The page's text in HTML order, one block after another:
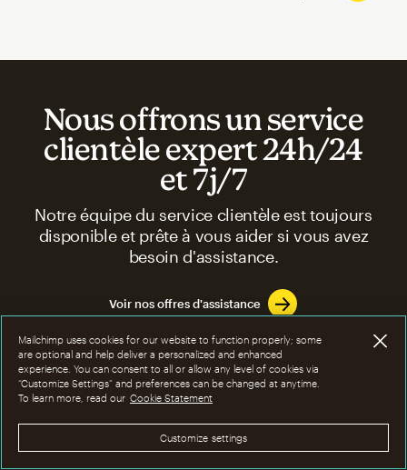
Nous offrons un service
clientèle expert 24h/24
et 7j/7
Notre équipe du service clientèle est toujours
disponible et prête à vous aider si vous avez
besoin d'assistance.
Voir nos offres d'assistance
FAQ
Mailchimp uses cookies for our website to function properly; some
are optional and help deliver a personalized and enhanced
experience. You can consent to all or allow any level of cookies via
“Customize Settings” and preferences can be changed at anytime.
To learn more, read our Cookie Statement
Customize settings